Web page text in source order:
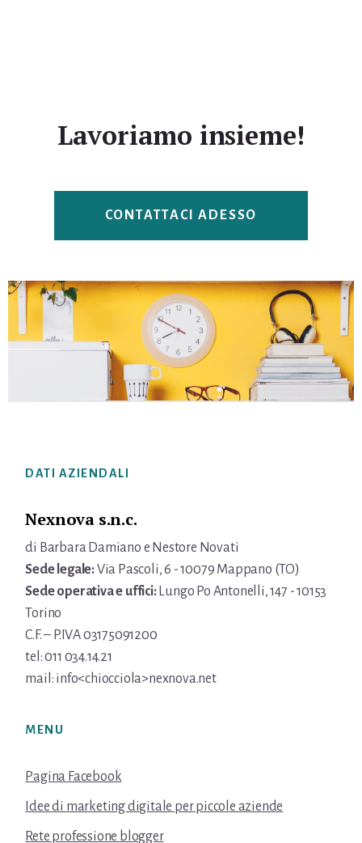
Lavoriamo insieme!
CONTATTACI ADESSO
DATI AZIENDALI
Nexnova s.n.c.
di Barbara Damiano e Nestore Novati
Sede legale:Via Pascoli, 6 - 10079 Mappano (TO)
Sede operativa e uffici:Lungo Po Antonelli, 147 - 10153
Torino
C.F. – P.IVA 03175091200
tel: 011 034.14.21
mail: info<chiocciola>nexnova.net
MENU
Pagina Facebook
Idee di marketing digitale per piccole aziende
Rete professione blogger